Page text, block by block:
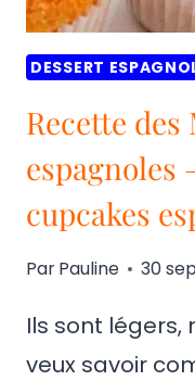
DESSERT
Recette des
espagnoles
cupcakes
ParPauline 30
Ils sont légers,
veux savoir